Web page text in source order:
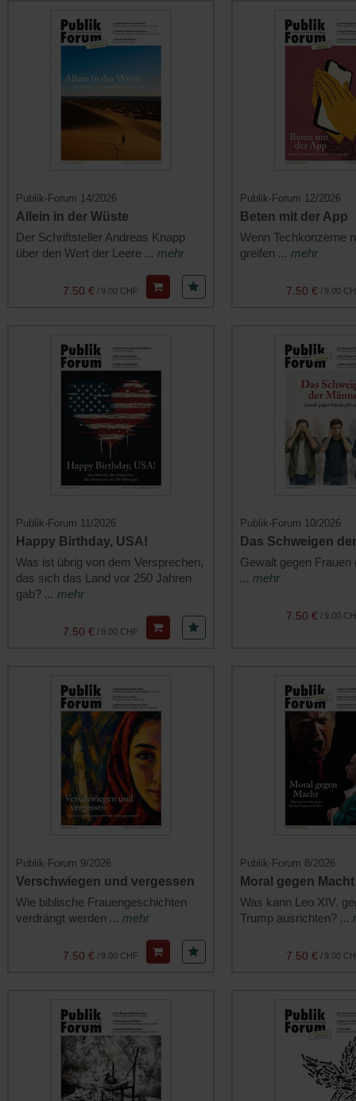
Publik-Forum 14/2026
Allein in der Wüste
Der Schriftsteller Andreas Knapp
über den Wert der Leere ... mehr
9.00 CHF
/
7.50 €
Publik-Forum 12/2026
Beten mit der App
Wenn Techkonzerne
greifen ... mehr
9.00
/
7.50 €
Publik-Forum 11/2026
Happy Birthday, USA!
Was ist übrig von dem Versprechen,
das sich das Land vor 250 Jahren
gab? ... mehr
9.00 CHF
/
7.50 €
Publik-Forum 10/2026
Das Schweigen
Gewalt gegen Frauen
... mehr
9.00
/
7.50 €
Publik-Forum 9/2026
Verschwiegen und vergessen
Wie biblische Frauengeschichten
verdrängt werden ... mehr
9.00 CHF
/
7.50 €
Publik-Forum 8/2026
Moral gegen Macht
Was kann Leo XIV.
Trump ausrichten? ...
9.00
/
7.50 €